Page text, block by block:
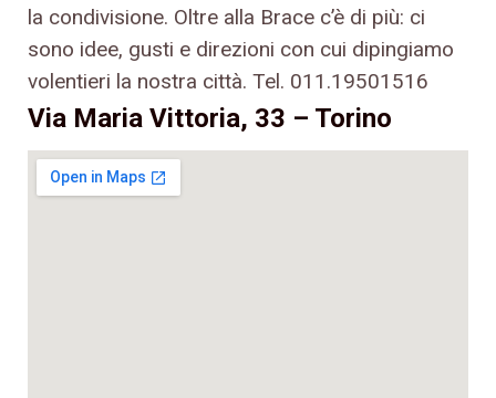
la condivisione. Oltre alla Brace c’è di più: ci
sono idee, gusti e direzioni con cui dipingiamo
volentieri la nostra città. Tel. 011.19501516
Via Maria Vittoria, 33 – Torino